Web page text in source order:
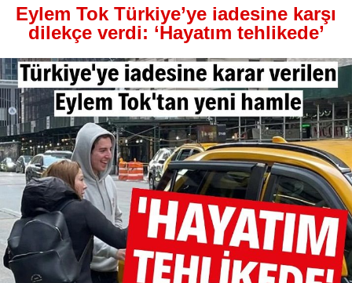
Eylem Tok Türkiye’ye iadesine karşı
dilekçe verdi: ‘Hayatım tehlikede’